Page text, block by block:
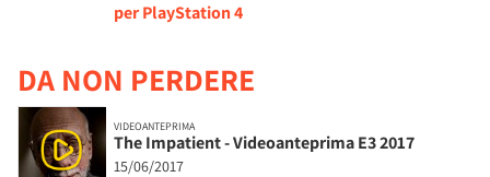
per PlayStation 4
DA NON PERDERE
VIDEOANTEPRIMA
The Impatient - Videoanteprima E3 2017
15/06/2017